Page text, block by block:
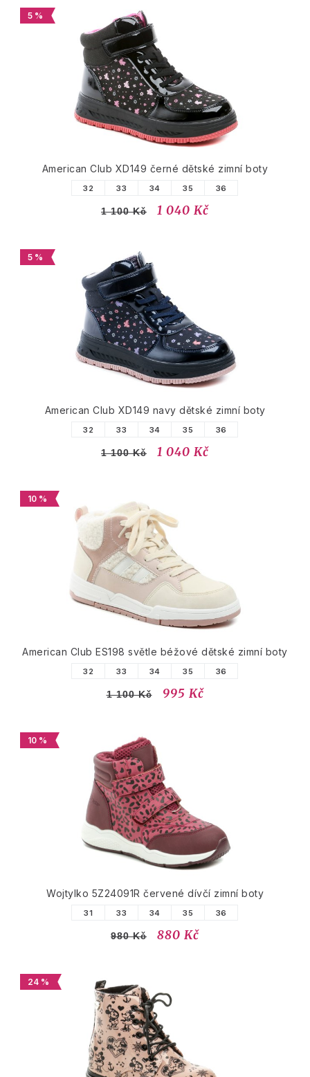
5 %
American Club XD149 černé dětské zimní boty
32 33 34 35 36
1 100 Kč 1 040 Kč
5 %
American Club XD149 navy dětské zimní boty
32 33 34 35 36
1 100 Kč 1 040 Kč
10 %
American Club ES198 světle béžové dětské zimní boty
32 33 34 35 36
1 100 Kč 995 Kč
10 %
Wojtylko 5Z24091R červené dívčí zimní boty
31 33 34 35 36
980 Kč 880 Kč
24 %